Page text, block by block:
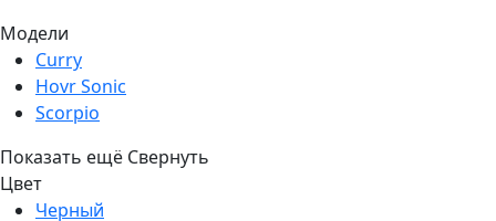
Модели
Curry
Hovr Sonic
Scorpio
Показать ещё Свернуть
Цвет
Черный